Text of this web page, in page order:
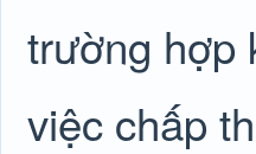
trường hợp
việc chấp